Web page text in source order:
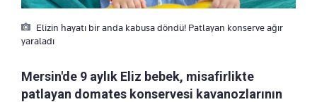
Elizin hayatı bir anda kabusa döndü! Patlayan konserve ağır
yaraladı
Mersin'de 9 aylık Eliz bebek, misafirlikte
patlayan domates konservesi kavanozlarının